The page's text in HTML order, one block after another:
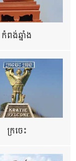
កំពង់ឆ្នាំង
ក្រចេះ